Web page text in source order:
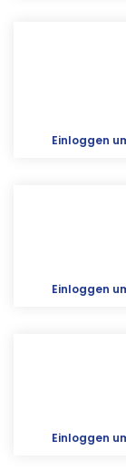
Einloggen
Einloggen
Einloggen